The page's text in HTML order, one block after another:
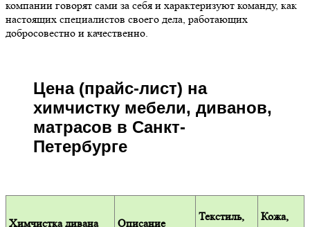
компании говорят сами за себя и характеризуют команду, как
настоящих специалистов своего дела, работающих
добросовестно и качественно.
Цена (прайс-лист) на
химчистку мебели, диванов,
матрасов в Санкт-
Петербурге
Химчистка дивана Описание
Текстиль,
Кожа,